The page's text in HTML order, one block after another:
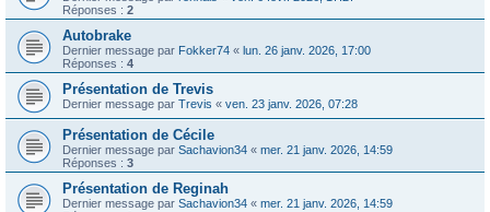
Réponses : 2
Autobrake
Dernier message par Fokker74 « lun. 26 janv. 2026, 17:00
Réponses : 4
Présentation de Trevis
Dernier message par Trevis « ven. 23 janv. 2026, 07:28
Présentation de Cécile
Dernier message par Sachavion34 « mer. 21 janv. 2026, 14:59
Réponses : 3
Présentation de Reginah
Dernier message par Sachavion34 « mer. 21 janv. 2026, 14:59